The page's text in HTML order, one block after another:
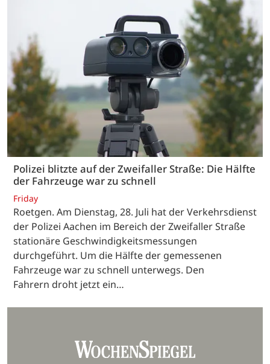
Polizei blitzte auf der Zweifaller Straße: Die Hälfte
der Fahrzeuge war zu schnell
Friday
Roetgen. Am Dienstag, 28. Juli hat der Verkehrsdienst
der Polizei Aachen im Bereich der Zweifaller Straße
stationäre Geschwindigkeitsmessungen
durchgeführt. Um die Hälfte der gemessenen
Fahrzeuge war zu schnell unterwegs. Den
Fahrern droht jetzt ein…